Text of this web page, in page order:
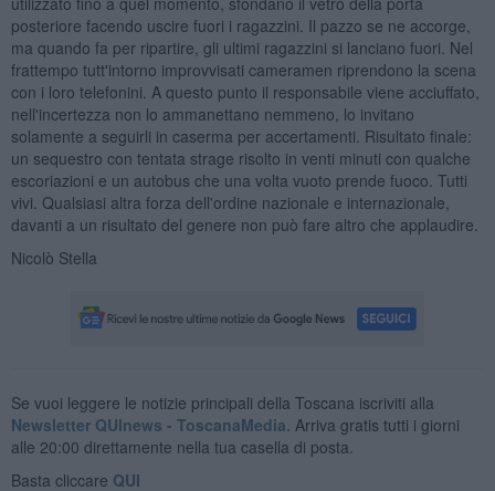
posteriore facendo uscire fuori i ragazzini. Il pazzo se ne accorge,
ma quando fa per ripartire, gli ultimi ragazzini si lanciano fuori. Nel
frattempo tutt'intorno improvvisati cameramen riprendono la scena
con i loro telefonini. A questo punto il responsabile viene acciuffato,
nell'incertezza non lo ammanettano nemmeno, lo invitano
solamente a seguirli in caserma per accertamenti. Risultato finale:
un sequestro con tentata strage risolto in venti minuti con qualche
escoriazioni e un autobus che una volta vuoto prende fuoco. Tutti
vivi. Qualsiasi altra forza dell'ordine nazionale e internazionale,
davanti a un risultato del genere non può fare altro che applaudire.
Nicolò Stella
Se vuoi leggere le notizie principali della Toscana iscriviti alla
Newsletter QUInews - ToscanaMedia. Arriva gratis tutti i giorni
alle 20:00 direttamente nella tua casella di posta.
Basta cliccare QUI